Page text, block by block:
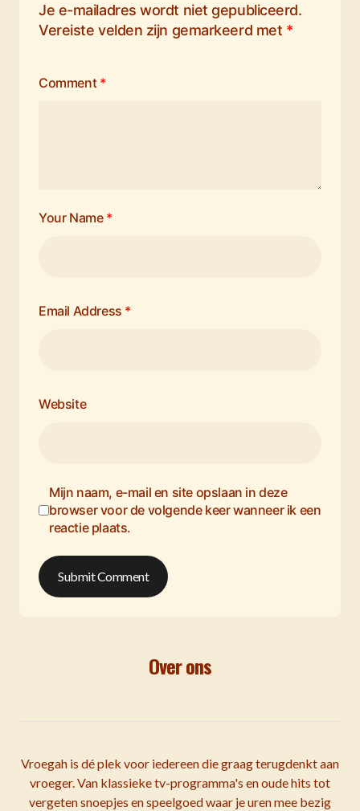
Je e-mailadres wordt niet gepubliceerd.
Vereiste velden zijn gemarkeerd met *
Comment *
Your Name *
Email Address *
Website
Mijn naam, e-mail en site opslaan in deze
browser voor de volgende keer wanneer ik een
reactie plaats.
Submit Comment
Over ons
Vroegah is dé plek voor iedereen die graag terugdenkt aan
vroeger. Van klassieke tv-programma's en oude hits tot
vergeten snoepjes en speelgoed waar je uren mee bezig